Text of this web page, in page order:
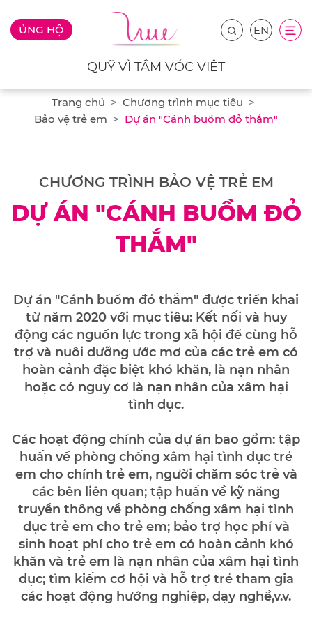
ỦNG HỘ EN
QUỸ VÌ TẦM VÓC VIỆT
Trang chủ
Chương trình mục tiêu
Bảo vệ trẻ em
Dự án "Cánh buồm đỏ thắm"
CHƯƠNG TRÌNH BẢO VỆ TRẺ EM
DỰ ÁN "CÁNH BUỒM ĐỎ
THẮM"
Dự án "Cánh buồm đỏ thắm" được triển khai
từ năm 2020 với mục tiêu: Kết nối và huy
động các nguồn lực trong xã hội để cùng hỗ
trợ và nuôi dưỡng ước mơ của các trẻ em có
hoàn cảnh đặc biệt khó khăn, là nạn nhân
hoặc có nguy cơ là nạn nhân của xâm hại
tình dục.
Các hoạt động chính của dự án bao gồm: tập
huấn về phòng chống xâm hại tình dục trẻ
em cho chính trẻ em, người chăm sóc trẻ và
các bên liên quan; tập huấn về kỹ năng
truyền thông về phòng chống xâm hại tình
dục trẻ em cho trẻ em; bảo trợ học phí và
sinh hoạt phí cho trẻ em có hoàn cảnh khó
khăn và trẻ em là nạn nhân của xâm hại tình
dục; tìm kiếm cơ hội và hỗ trợ trẻ tham gia
các hoạt động hướng nghiệp, dạy nghề,v.v.